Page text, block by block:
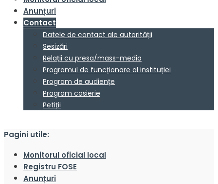
Anunțuri
Contact
Datele de contact ale autorității
Sesizări
Relații cu presa/mass-media
Programul de funcționare al instituției
Program de audiențe
Program casierie
Petiții
Pagini utile:
Monitorul oficial local
Registru FOSE
Anunțuri